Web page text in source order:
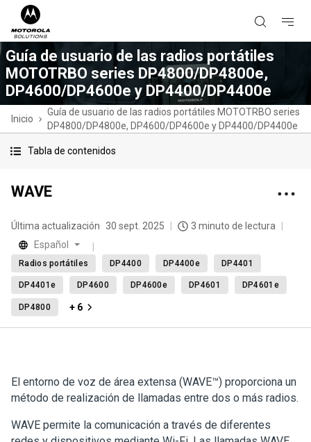
Guía de usuario de las radios portátiles
MOTOTRBO series DP4800/DP4800e,
DP4600/DP4600e y DP4400/DP4400e
Inicio
Guía de usuario de las radios portátiles MOTOTRBO series
DP4800/DP4800e, DP4600/DP4600e y DP4400/DP4400e
Tabla de contenidos
WAVE
Última actualización 30 sept. 2025
3 minuto de lectura
Español
Radios portátiles DP4400 DP4400e DP4401
DP4401e DP4600 DP4600e DP4601 DP4601e
DP4800 + 6
El entorno de voz de área extensa (WAVE™) proporciona un
método de realización de llamadas entre dos o más radios.
WAVE permite la comunicación a través de diferentes